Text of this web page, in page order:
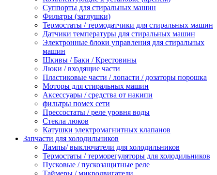
Суппорты для стиральных машин
Фильтры (заглушки)
Термостаты / термодатчики для стиральных машин
Датчики температуры для стиральных машин
Электронные блоки управления для стиральных
машин
Шкивы / Баки / Крестовины
Люки / входящие части
Пластиковые части / лопасти / дозаторы порошка
Моторы для стиральных машин
Аксессуары / средства от накипи
фильтры помех сети
Прессостаты / реле уровня воды
Стекла люков
Катушки электромагнитных клапанов
Запчасти для холодильников
Лампы/ выключатели для холодильников
Термостаты / терморегуляторы для холодильников
Пусковые / пускозащитные реле